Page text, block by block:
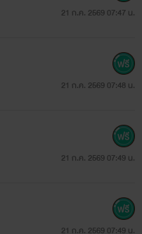
21 ก.ค. 2569 07:47 น.
21 ก.ค. 2569 07:48 น.
21 ก.ค. 2569 07:49 น.
21 ก.ค. 2569 07:49 น.